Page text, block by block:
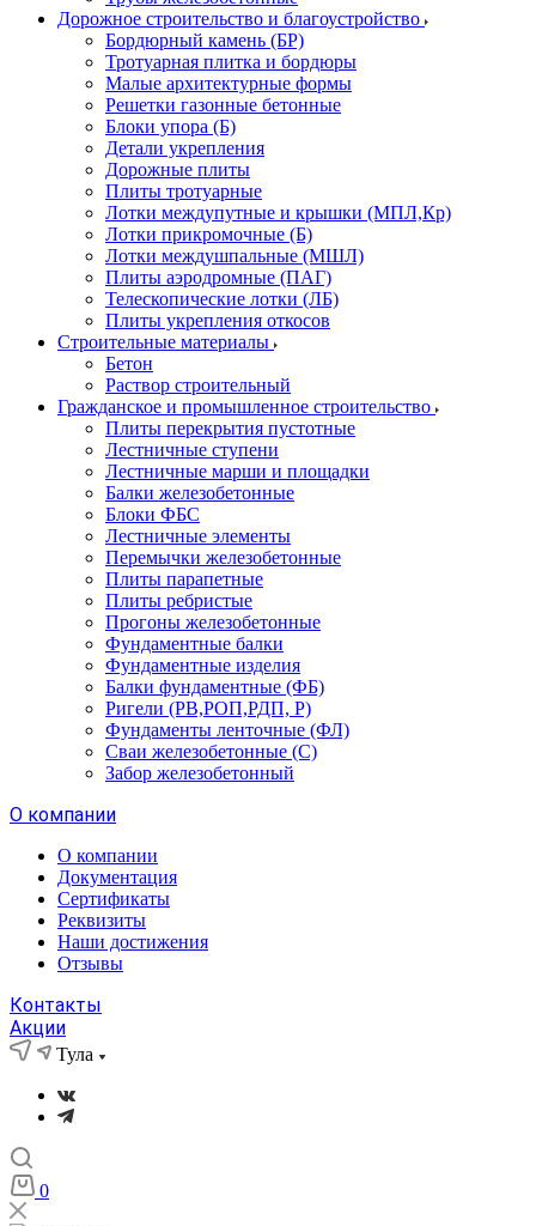
Дорожное строительство и благоустройство
Бордюрный камень (БР)
Тротуарная плитка и бордюры
Малые архитектурные формы
Решетки газонные бетонные
Блоки упора (Б)
Детали укрепления
Дорожные плиты
Плиты тротуарные
Лотки междупутные и крышки (МПЛ,Кр)
Лотки прикромочные (Б)
Лотки междушпальные (МШЛ)
Плиты аэродромные (ПАГ)
Телескопические лотки (ЛБ)
Плиты укрепления откосов
Строительные материалы
Бетон
Раствор строительный
Гражданское и промышленное строительство
Плиты перекрытия пустотные
Лестничные ступени
Лестничные марши и площадки
Балки железобетонные
Блоки ФБС
Лестничные элементы
Перемычки железобетонные
Плиты парапетные
Плиты ребристые
Прогоны железобетонные
Фундаментные балки
Фундаментные изделия
Балки фундаментные (ФБ)
Ригели (РВ,РОП,РДП, Р)
Фундаменты ленточные (ФЛ)
Сваи железобетонные (С)
Забор железобетонный
О компании
О компании
Документация
Сертификаты
Реквизиты
Наши достижения
Отзывы
Контакты
Акции
Тула
0